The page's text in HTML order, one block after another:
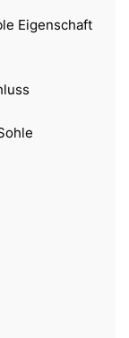
Eigenschaft